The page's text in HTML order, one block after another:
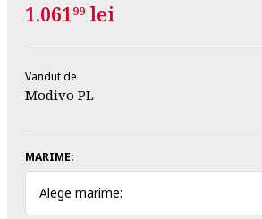
1.06199 lei
Vandut de
Modivo PL
MARIME:
Alege marime: